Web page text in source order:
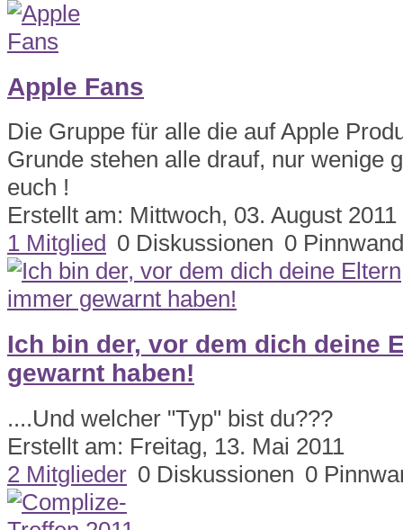
Apple Fans
Die Gruppe für alle die auf Apple
Grunde stehen alle drauf, nur wenige
euch !
Erstellt am: Mittwoch, 03. August 2011
1 Mitglied 0 Diskussionen 0
Ich bin der, vor dem dich deine
gewarnt haben!
....Und welcher "Typ" bist du???
Erstellt am: Freitag, 13. Mai 2011
2 Mitglieder 0 Diskussionen 0